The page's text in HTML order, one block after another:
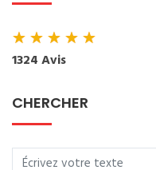
★★★★★
1324 Avis
CHERCHER